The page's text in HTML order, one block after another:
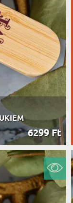
6299 Ft